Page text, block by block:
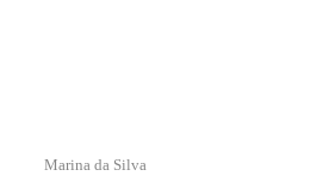
Marina da Silva